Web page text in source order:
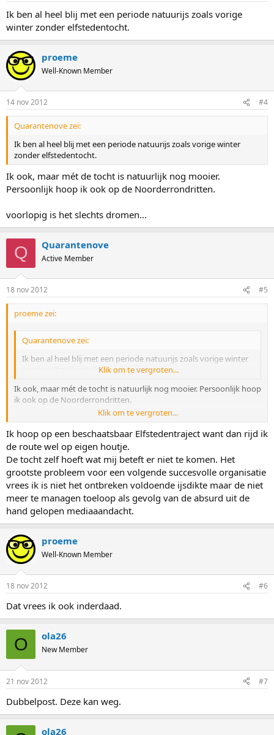
Ik ben al heel blij met een periode natuurijs zoals vorige
winter zonder elfstedentocht.
proeme
Well-Known Member
14 nov 2012 #4
Quarantenove zei:
Ik ben al heel blij met een periode natuurijs zoals vorige winter
zonder elfstedentocht.
Ik ook, maar mét de tocht is natuurlijk nog mooier.
Persoonlijk hoop ik ook op de Noorderrondritten.
voorlopig is het slechts dromen...
Q Quarantenove
Active Member
18 nov 2012 #5
proeme zei:
Quarantenove zei:
Ik ben al heel blij met een periode natuurijs zoals vorige winter
zonder elfstedentocht.Klik om te vergroten...
Ik ook, maar mét de tocht is natuurlijk nog mooier. Persoonlijk hoop
ik ook op de Noorderrondritten.
voorlopig is het slechts dromen...
Klik om te vergroten...
Ik hoop op een beschaatsbaar Elfstedentraject want dan rijd ik
de route wel op eigen houtje.
De tocht zelf hoeft wat mij beteft er niet te komen. Het
grootste probleem voor een volgende succesvolle organisatie
vrees ik is niet het ontbreken voldoende ijsdikte maar de niet
meer te managen toeloop als gevolg van de absurd uit de
hand gelopen mediaaandacht.
proeme
Well-Known Member
18 nov 2012 #6
Dat vrees ik ook inderdaad.
O ola26
New Member
21 nov 2012 #7
Dubbelpost. Deze kan weg.
ola26